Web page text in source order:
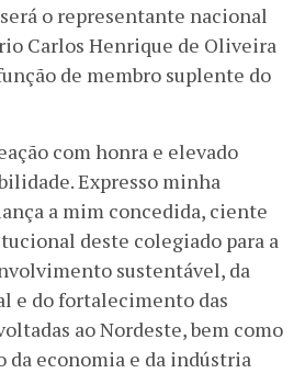
o representante nacional
Carlos Henrique de Oliveira
de membro suplente do
com honra e elevado
Expresso minha
a mim concedida, ciente
deste colegiado para a
sustentável, da
e do fortalecimento das
ao Nordeste, bem como
da economia e da indústria